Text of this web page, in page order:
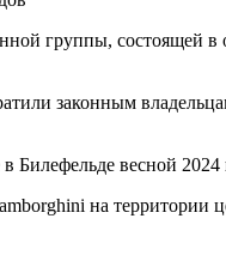
группы, состоящей
законным
Билефельде весной
на